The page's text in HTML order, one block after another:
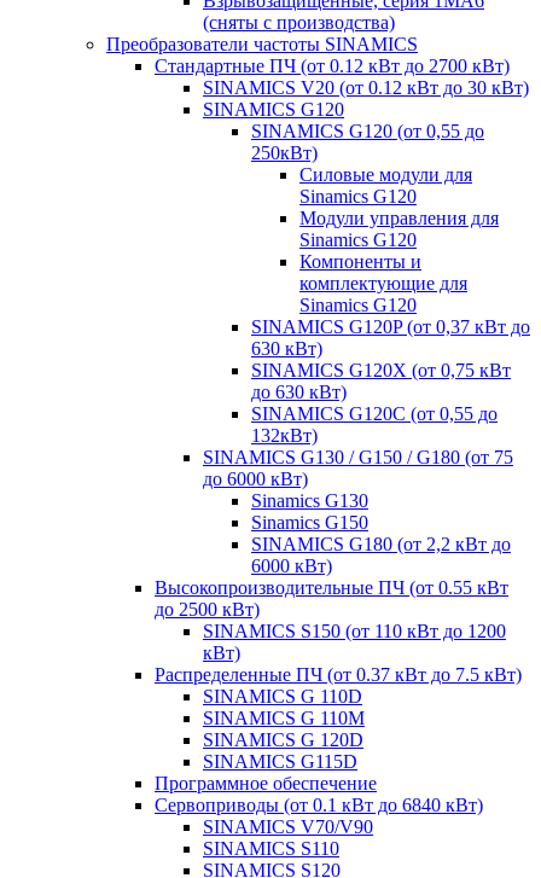
(сняты с производства)
Преобразователи частоты SINAMICS
Стандартные ПЧ (от 0.12 кВт до 2700 кВт)
SINAMICS V20 (от 0.12 кВт до 30 кВт)
SINAMICS G120
SINAMICS G120 (от 0,55 до
250кВт)
Силовые модули для
Sinamics G120
Модули управления для
Sinamics G120
Компоненты и
комплектующие для
Sinamics G120
SINAMICS G120P (от 0,37 кВт до
630 кВт)
SINAMICS G120X (от 0,75 кВт
до 630 кВт)
SINAMICS G120C (от 0,55 до
132кВт)
SINAMICS G130 / G150 / G180 (от 75
до 6000 кВт)
Sinamics G130
Sinamics G150
SINAMICS G180 (от 2,2 кВт до
6000 кВт)
Высокопроизводительные ПЧ (от 0.55 кВт
до 2500 кВт)
SINAMICS S150 (от 110 кВт до 1200
кВт)
Распределенные ПЧ (от 0.37 кВт до 7.5 кВт)
SINAMICS G 110D
SINAMICS G 110M
SINAMICS G 120D
SINAMICS G115D
Программное обеспечение
Сервоприводы (от 0.1 кВт до 6840 кВт)
SINAMICS V70/V90
SINAMICS S110
SINAMICS S120